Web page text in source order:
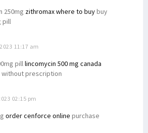
250mg zithromax where to buybuy
pill
11:17 am
pilllincomycin 500 mg canada
without prescription
02:15 pm
order cenforce online purchase